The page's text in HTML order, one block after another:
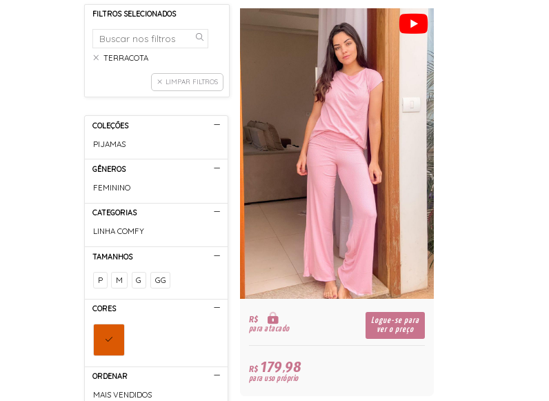
FILTROS SELECIONADOS
TERRACOTA
LIMPAR FILTROS
COLEÇÕES
PIJAMAS
GÊNEROS
FEMININO
CATEGORIAS
LINHA COMFY
TAMANHOS
P M G GG
CORES
ORDENAR
MAIS VENDIDOS
R$
para atacado
Logue-se para
ver o preço
R$179,98
para uso próprio